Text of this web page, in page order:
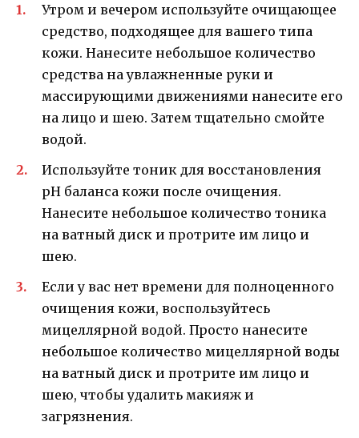
Утром и вечером используйте очищающее
средство, подходящее для вашего типа
кожи. Нанесите небольшое количество
средства на увлажненные руки и
массирующими движениями нанесите его
на лицо и шею. Затем тщательно смойте
водой.
Используйте тоник для восстановления
pH баланса кожи после очищения.
Нанесите небольшое количество тоника
на ватный диск и протрите им лицо и
шею.
Если у вас нет времени для полноценного
очищения кожи, воспользуйтесь
мицеллярной водой. Просто нанесите
небольшое количество мицеллярной воды
на ватный диск и протрите им лицо и
шею, чтобы удалить макияж и
загрязнения.